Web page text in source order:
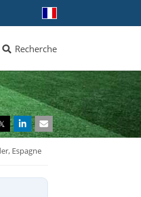
Recherche
Espagne